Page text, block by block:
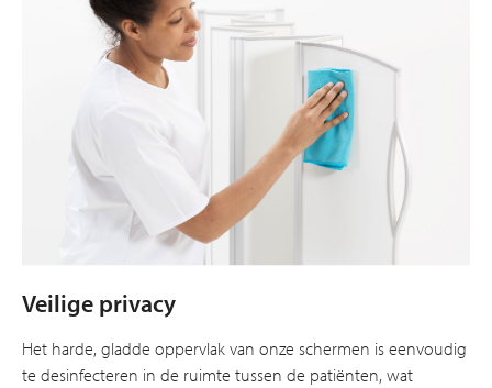
Veilige privacy
Het harde, gladde oppervlak van onze schermen is eenvoudig
te desinfecteren in de ruimte tussen de patiënten, wat